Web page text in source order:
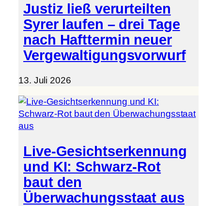
Justiz ließ verurteilten
Syrer laufen – drei Tage
nach Hafttermin neuer
Vergewaltigungsvorwurf
13. Juli 2026
Live-Gesichtserkennung
und KI: Schwarz-Rot
baut den
Überwachungsstaat aus